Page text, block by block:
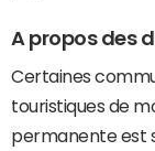
A propos des
Certaines
touristiques de
permanente est